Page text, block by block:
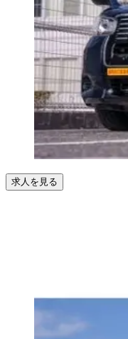
求人を見る